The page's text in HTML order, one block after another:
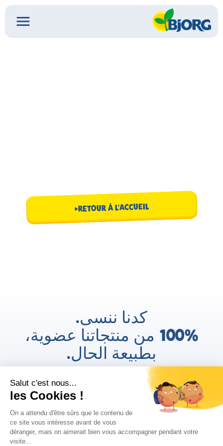
RETOUR À L'ACCUEIL
كدنا ننسى.
100% من منتجاتنا عضوية،
بطبيعة الحال.
AR